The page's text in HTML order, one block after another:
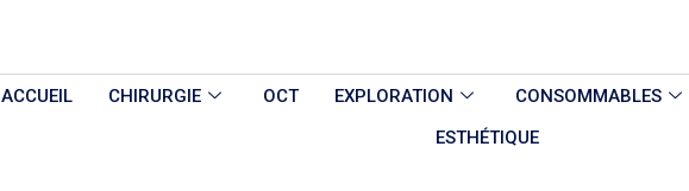
ACCUEIL CHIRURGIE OCT EXPLORATION CONSOMMABLES
ESTHÉTIQUE